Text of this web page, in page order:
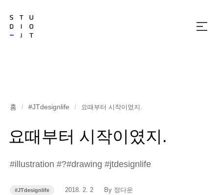
메
홈 / #JTdesignlife / 요때부터 시작이였지.
요때부터 시작이였지.
#illustration #?#drawing #jtdesignlife
카
#JTdesignlife
작
2018. 2. 2
작
By 정다운